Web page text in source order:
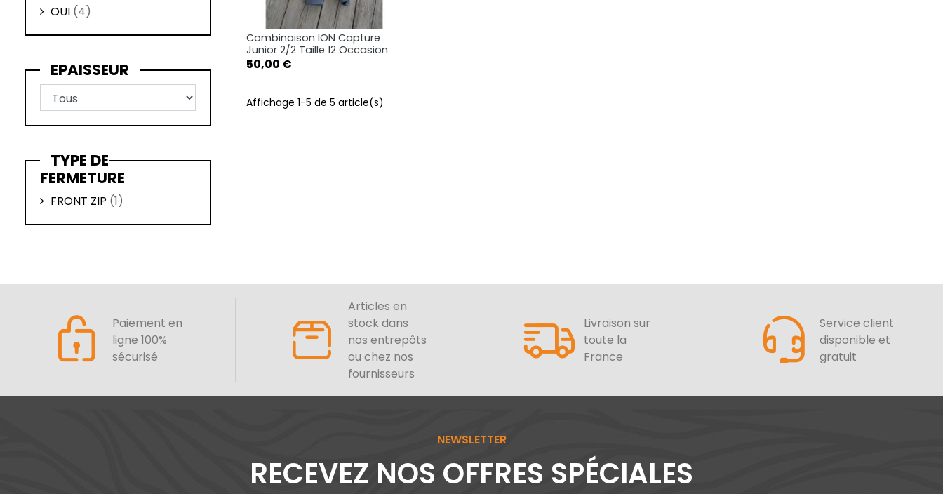
OUI (4)
EPAISSEUR
TYPE DE
FERMETURE
FRONT ZIP (1)
Aperçu rapide
Combinaison ION Capture
Junior 2/2 Taille 12 Occasion
Prix
50,00 €
Affichage 1-5 de 5 article(s)
Paiement en
ligne 100%
sécurisé
Articles en
stock dans
nos entrepôts
ou chez nos
fournisseurs
Livraison sur
toute la
France
Service client
disponible et
gratuit
NEWSLETTER
RECEVEZ NOS OFFRES SPÉCIALES